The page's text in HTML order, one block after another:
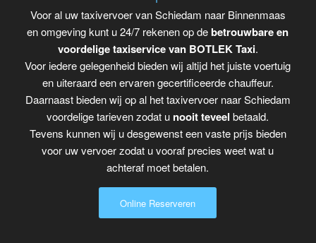
Voor al uw taxivervoer van Schiedam naar Binnenmaas
en omgeving kunt u 24/7 rekenen op debetrouwbare en
voordelige taxiservice van BOTLEK Taxi.
Voor iedere gelegenheid bieden wij altijd het juiste voertuig
en uiteraard een ervaren gecertificeerde chauffeur.
Daarnaast bieden wij op al het taxivervoer naar Schiedam
voordelige tarieven zodat u nooit teveel betaald.
Tevens kunnen wij u desgewenst een vaste prijs bieden
voor uw vervoer zodat u vooraf precies weet wat u
achteraf moet betalen.
Online Reserveren